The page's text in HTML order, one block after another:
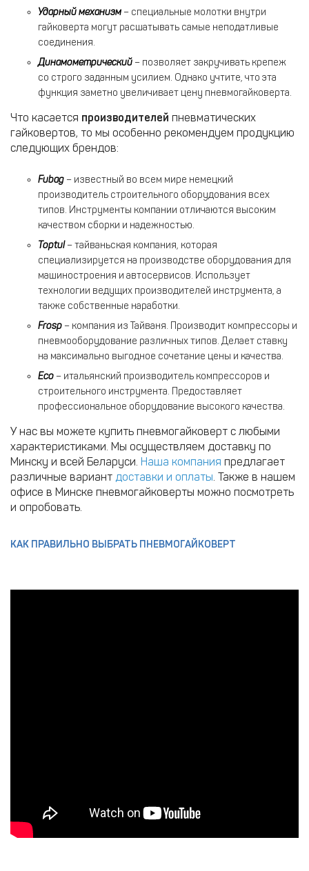
Ударный механизм – специальные молотки внутри
гайковерта могут расшатывать самые неподатливые
соединения.
Динамометрический – позволяет закручивать крепеж
со строго заданным усилием. Однако учтите, что эта
функция заметно увеличивает цену пневмогайковерта.
Что касается производителей пневматических
гайковертов, то мы особенно рекомендуем продукцию
следующих брендов:
Fubag – известный во всем мире немецкий
производитель строительного оборудования всех
типов. Инструменты компании отличаются высоким
качеством сборки и надежностью.
Toptul– тайваньская компания, которая
специализируется на производстве оборудования для
машиностроения и автосервисов. Использует
технологии ведущих производителей инструмента, а
также собственные наработки.
Frosp – компания из Тайваня. Производит компрессоры и
пневмооборудование различных типов. Делает ставку
на максимально выгодное сочетание цены и качества.
Eco – итальянский производитель компрессоров и
строительного инструмента. Предоставляет
профессиональное оборудование высокого качества.
У нас вы можете купить пневмогайковерт с любыми
характеристиками. Мы осуществляем доставку по
Минску и всей Беларуси. Наша компания предлагает
различные вариант доставки и оплаты . Также в нашем
офисе в Минске пневмогайковерты можно посмотреть
и опробовать.
КАК ПРАВИЛЬНО ВЫБРАТЬ ПНЕВМОГАЙКОВЕРТ